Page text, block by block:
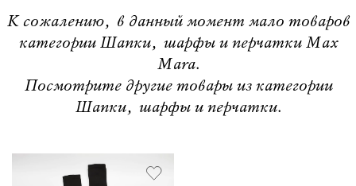
К сожалению, в данный момент мало товаров
категории Шапки, шарфы и перчатки Max
Mara.
Посмотрите другие товары из категории
Шапки, шарфы и перчатки.